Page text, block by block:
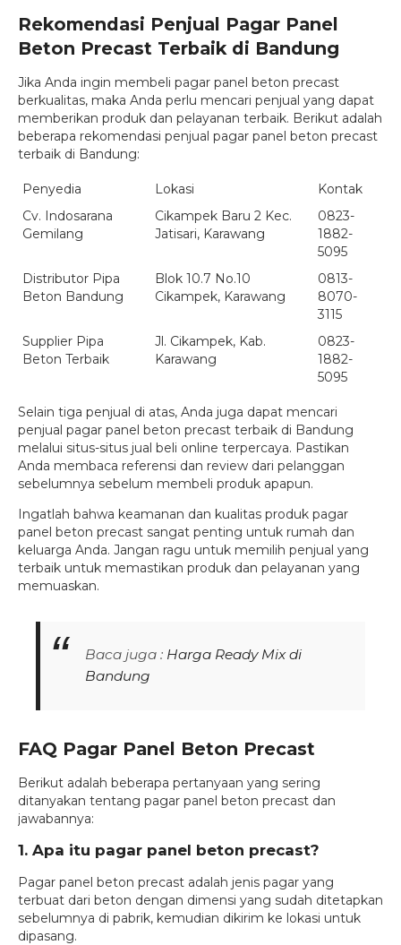
Rekomendasi Penjual Pagar Panel
Beton Precast Terbaik di Bandung
Jika Anda ingin membeli pagar panel beton precast
berkualitas, maka Anda perlu mencari penjual yang dapat
memberikan produk dan pelayanan terbaik. Berikut adalah
beberapa rekomendasi penjual pagar panel beton precast
terbaik di Bandung:
Penyedia Lokasi
Kontak
Cv. Indosarana
Gemilang
Cikampek Baru 2 Kec.
Jatisari, Karawang
0823-
1882-
5095
Distributor Pipa
Beton Bandung
Blok 10.7 No.10
Cikampek, Karawang
0813-
8070-
3115
Supplier Pipa
Beton Terbaik
Jl. Cikampek, Kab.
Karawang
0823-
1882-
5095
Selain tiga penjual di atas, Anda juga dapat mencari
penjual pagar panel beton precast terbaik di Bandung
melalui situs-situs jual beli online terpercaya. Pastikan
Anda membaca referensi dan review dari pelanggan
sebelumnya sebelum membeli produk apapun.
Ingatlah bahwa keamanan dan kualitas produk pagar
panel beton precast sangat penting untuk rumah dan
keluarga Anda. Jangan ragu untuk memilih penjual yang
terbaik untuk memastikan produk dan pelayanan yang
memuaskan.
Baca juga : Harga Ready Mix di
Bandung
FAQ Pagar Panel Beton Precast
Berikut adalah beberapa pertanyaan yang sering
ditanyakan tentang pagar panel beton precast dan
jawabannya:
1. Apa itu pagar panel beton precast?
Pagar panel beton precast adalah jenis pagar yang
terbuat dari beton dengan dimensi yang sudah ditetapkan
sebelumnya di pabrik, kemudian dikirim ke lokasi untuk
dipasang.